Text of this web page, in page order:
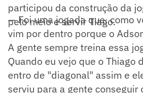
participou da construção da
pelo meio e servir Tiago.
— Foi uma jogada que, como
vim por dentro porque o
A gente sempre treina essa
Quando eu vejo que o Thiago
entro de "diagonal" assim e
serviu para a gente conseguir